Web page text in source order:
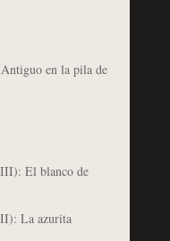
en la pila de
El blanco de
La azurita